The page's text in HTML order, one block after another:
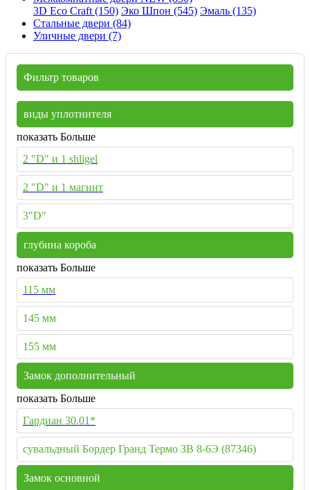
3D Eco Craft (150) Эко Шпон (545) Эмаль (135)
Стальные двери (84)
Уличные двери (7)
Фильтр товаров
виды уплотнителя
показать Больше
2 "D" и 1 shligel
2 "D" и 1 магнит
3"D"
глубина короба
показать Больше
115 мм
145 мм
155 мм
Замок дополнительный
показать Больше
Гардиан 30.01*
сувальдный Бордер Гранд Термо ЗВ 8-6Э (87346)
Замок основной